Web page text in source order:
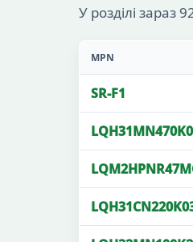
У розділі зараз
MPN
SR-F1